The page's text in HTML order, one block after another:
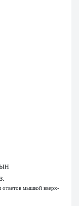
ответов мышкой вверх-